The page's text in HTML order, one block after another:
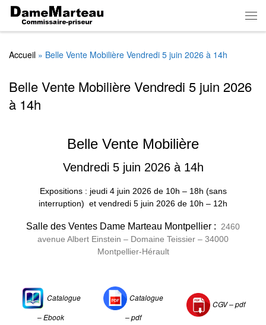
Skip to content
Accueil » Belle Vente Mobilière Vendredi 5 juin 2026 à 14h
Belle Vente Mobilière Vendredi 5 juin 2026
à 14h
Belle Vente Mobilière
Vendredi 5 juin 2026 à 14h
Expositions : jeudi 4 juin 2026de 10h – 18h (sans
interruption) et vendredi 5 juin 2026 de 10h – 12h
Salle des Ventes Dame Marteau Montpellier :
2460
avenue Albert Einstein – Domaine Teissier – 34000
Montpellier-Hérault
Catalogue
– Ebook
Catalogue
– pdf
CGV –pdf